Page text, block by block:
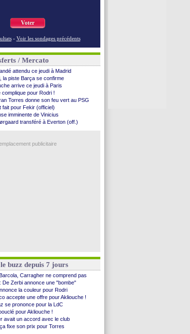
Voter
- Voir les sondages précédents
/ Mercato
attendu ce jeudi à Madrid
la piste Barça se confirme
arrive ce jeudi à Paris
complique pour Rodri !
Torres donne son feu vert au PSG
fait pour Fekir (officiel)
imminente de Vinicius
transféré à Everton (off.)
flou pour Reijnders
publicitaire
buzz depuis 7 jours
Carragher ne comprend pas
: De Zerbi annonce une "bombe"
la couleur pour Rodri
accepte une offre pour Akliouche !
se prononce pour la LdC
pour Akliouche !
avait un accord avec le club
fixe son prix pour Torres